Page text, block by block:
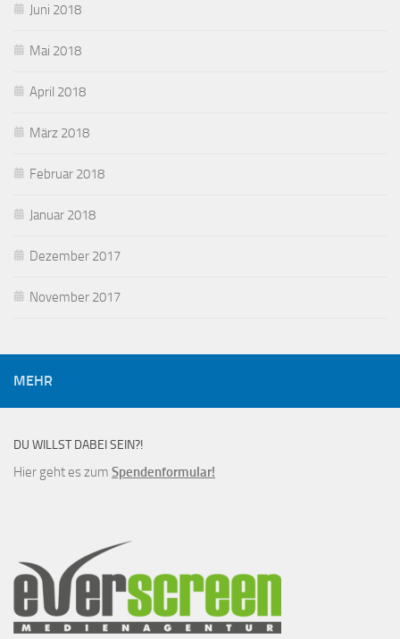
Juni 2018
Mai 2018
April 2018
März 2018
Februar 2018
Januar 2018
Dezember 2017
November 2017
MEHR
DU WILLST DABEI SEIN?!
Hier geht es zum Spendenformular!